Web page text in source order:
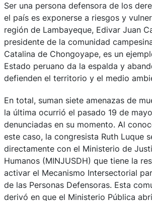
Ser una persona defensora de los
el país es exponerse a riesgos y
región de Lambayeque, Edivar Juan
presidente de la comunidad
Catalina de Chongoyape, es un
Estado peruano da la espalda y
defienden el territorio y el medio
En total, suman siete amenazas de
la última ocurrió el pasado 19 de
denunciadas en su momento. Al
este caso, la congresista Ruth Luque
directamente con el Ministerio de
Humanos (MINJUSDH) que tiene la
activar el Mecanismo Intersectorial
de las Personas Defensoras. Esta
derivó en que el Ministerio Pública